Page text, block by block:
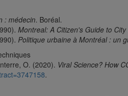
: médecin. Boréal.
Montreal: A Citizen's Guide to City
Politique urbaine à Montréal : un
O. (2020). Viral Science? How
.